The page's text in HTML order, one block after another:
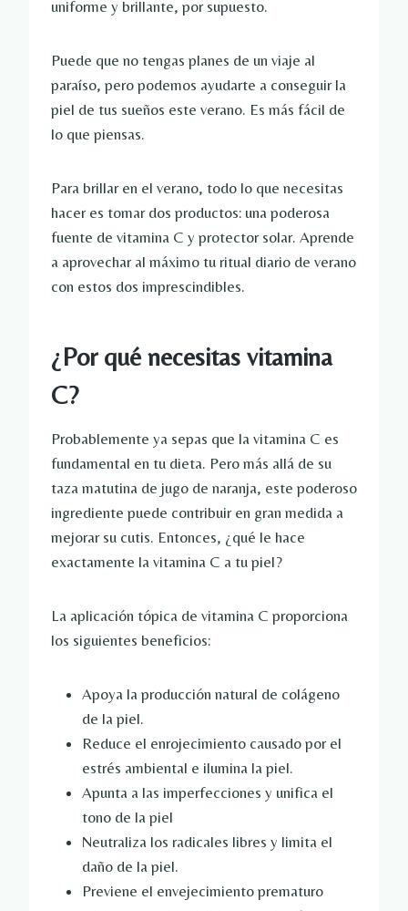
uniforme y brillante, por supuesto.
Puede que no tengas planes de un viaje al
paraíso, pero podemos ayudarte a conseguir la
piel de tus sueños este verano. Es más fácil de
lo que piensas.
Para brillar en el verano, todo lo que necesitas
hacer es tomar dos productos: una poderosa
fuente de vitamina C y protector solar. Aprende
a aprovechar al máximo tu ritual diario de verano
con estos dos imprescindibles.
¿Por qué necesitas vitamina
C?
Probablemente ya sepas que la vitamina C es
fundamental en tu dieta. Pero más allá de su
taza matutina de jugo de naranja, este poderoso
ingrediente puede contribuir en gran medida a
mejorar su cutis. Entonces, ¿qué le hace
exactamente la vitamina C a tu piel?
La aplicación tópica de vitamina C proporciona
los siguientes beneficios:
Apoya la producción natural de colágeno
de la piel.
Reduce el enrojecimiento causado por el
estrés ambiental e ilumina la piel.
Apunta a las imperfecciones y unifica el
tono de la piel
Neutraliza los radicales libres y limita el
daño de la piel.
Previene el envejecimiento prematuro